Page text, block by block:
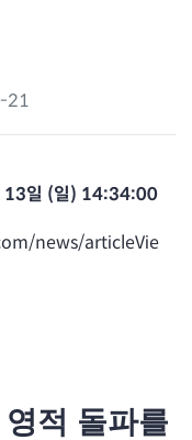
21
13일 (일) 14:34:00
news/articleVie
적 돌파를